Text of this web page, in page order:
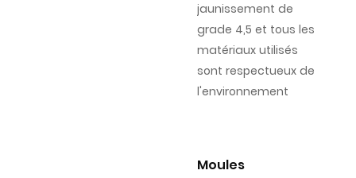
jaunissement de
grade 4,5 et tous les
matériaux utilisés
sont respectueux de
l'environnement
Moules